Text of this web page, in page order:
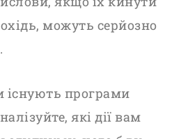
можуть серйозно
існують програми
які дії вам